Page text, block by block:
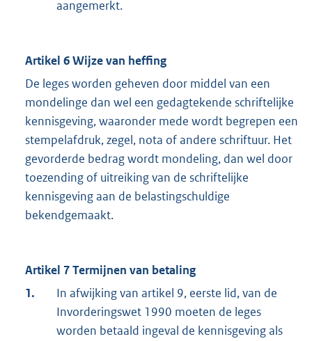
aangemerkt.
Artikel 6 Wijze van heffing
De leges worden geheven door middel van een
mondelinge dan wel een gedagtekende schriftelijke
kennisgeving, waaronder mede wordt begrepen een
stempelafdruk, zegel, nota of andere schriftuur. Het
gevorderde bedrag wordt mondeling, dan wel door
toezending of uitreiking van de schriftelijke
kennisgeving aan de belastingschuldige
bekendgemaakt.
Artikel 7 Termijnen van betaling
1.
In afwijking van artikel 9, eerste lid, van de
Invorderingswet 1990 moeten de leges
worden betaald ingeval de kennisgeving als